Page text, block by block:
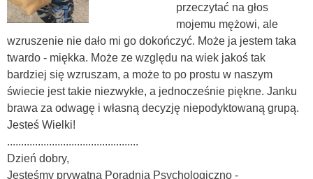
przeczytać na głos
mojemu mężowi, ale
wzruszenie nie dało mi go dokończyć. Może ja jestem taka
twardo - miękka. Może ze względu na wiek jakoś tak
bardziej się wzruszam, a może to po prostu w naszym
świecie jest takie niezwykłe, a jednocześnie piękne. Janku
brawa za odwagę i własną decyzję niepodyktowaną grupą.
Jesteś Wielki!
...............................................
Dzień dobry,
Jesteśmy prywatną Poradnią Psychologiczno -